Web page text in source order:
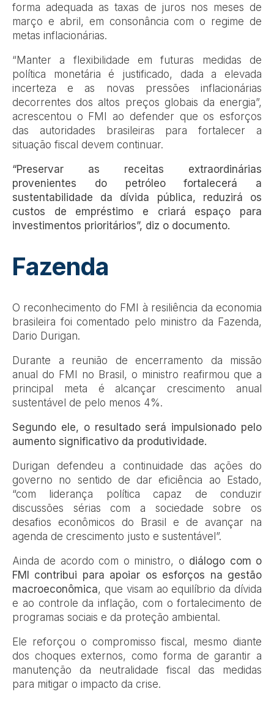
forma adequada as taxas de juros nos meses de
março e abril, em consonância com o regime de
metas inflacionárias.
“Manter a flexibilidade em futuras medidas de
política monetária é justificado, dada a elevada
incerteza e as novas pressões inflacionárias
decorrentes dos altos preços globais da energia”,
acrescentou o FMI ao defender que os esforços
das autoridades brasileiras para fortalecer a
situação fiscal devem continuar.
“Preservar as receitas extraordinárias
provenientes do petróleo fortalecerá a
sustentabilidade da dívida pública, reduzirá os
custos de empréstimo e criará espaço para
investimentos prioritários”, diz o documento.
Fazenda
O reconhecimento do FMI à resiliência da economia
brasileira foi comentado pelo ministro da Fazenda,
Dario Durigan.
Durante a reunião de encerramento da missão
anual do FMI no Brasil, o ministro reafirmou que a
principal meta é alcançar crescimento anual
sustentável de pelo menos 4%.
Segundo ele, o resultado será impulsionado pelo
aumento significativo da produtividade.
Durigan defendeu a continuidade das ações do
governo no sentido de dar eficiência ao Estado,
“com liderança política capaz de conduzir
discussões sérias com a sociedade sobre os
desafios econômicos do Brasil e de avançar na
agenda de crescimento justo e sustentável”.
Ainda de acordo com o ministro, o diálogo com o
FMI contribui para apoiar os esforços na gestão
macroeconômica, que visam ao equilíbrio da dívida
e ao controle da inflação, com o fortalecimento de
programas sociais e da proteção ambiental.
Ele reforçou o compromisso fiscal, mesmo diante
dos choques externos, como forma de garantir a
manutenção da neutralidade fiscal das medidas
para mitigar o impacto da crise.